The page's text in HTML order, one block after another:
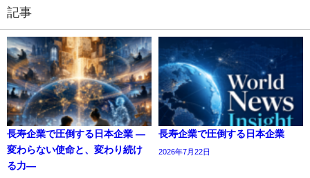
記事
長寿企業で圧倒する日本企業 ―
変わらない使命と、変わり続け
る力―
長寿企業で圧倒する日本企業
2026年7月22日